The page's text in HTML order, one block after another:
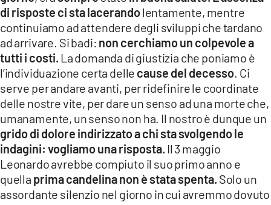
di risposte ci sta lacerandolentamente, mentre
continuiamo ad attendere degli sviluppi che tardano
ad arrivare. Si badi: non cerchiamo un colpevole a
tutti i costi. La domanda di giustizia che poniamo è
l’individuazione certa delle cause del decesso . Ci
serve per andare avanti, per ridefinire le coordinate
delle nostre vite, per dare un senso ad una morte che,
umanamente, un senso non ha. Il nostro è dunque un
grido di dolore indirizzato a chi sta svolgendo le
indagini: vogliamo una risposta. Il 3 maggio
Leonardo avrebbe compiuto il suo primo anno e
quella prima candelina non è stata spenta. Solo un
assordante silenzio nel giorno in cui avremmo dovuto